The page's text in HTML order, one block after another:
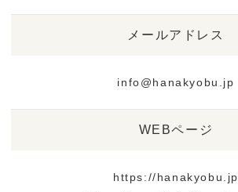
メールアドレス
info@hanakyobu.jp
WEBページ
https://hanakyobu.jp